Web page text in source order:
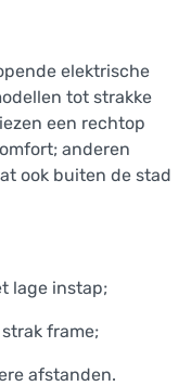
elektrische
tot strakke
een rechtop
anderen
ook buiten de stad
lage instap;
frame;
afstanden.